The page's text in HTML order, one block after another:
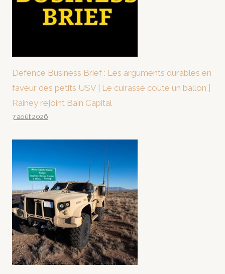
Defence Business Brief : Les arguments durables en
faveur des petits USV | Le cuirassé coûte un ballon |
Rainey rejoint Bain Capital
7 août 2026